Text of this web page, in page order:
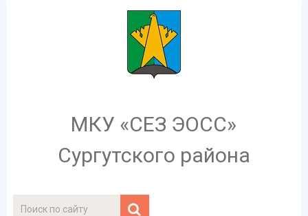
МКУ «СЕЗ ЭОСС»
Сургутского района